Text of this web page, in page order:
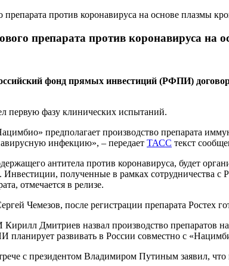
препарата против коронавируса на
фонд прямых инвестиций (РФПИ)
первую фазу клинических испытаний.
предполагает производство препарата
инфекцию», – передает ТАСС текст
антитела против коронавируса, будет
полученные в рамках сотрудничества
отмечается в релизе.
Чемезов, после регистрации препарата
Дмитриев назвал производство препаратов
планирует развивать в России совместно с
с президентом Владимиром Путиным заявил, что